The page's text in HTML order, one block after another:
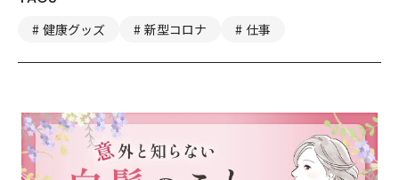
健康グッズ 新型コロナ 仕事